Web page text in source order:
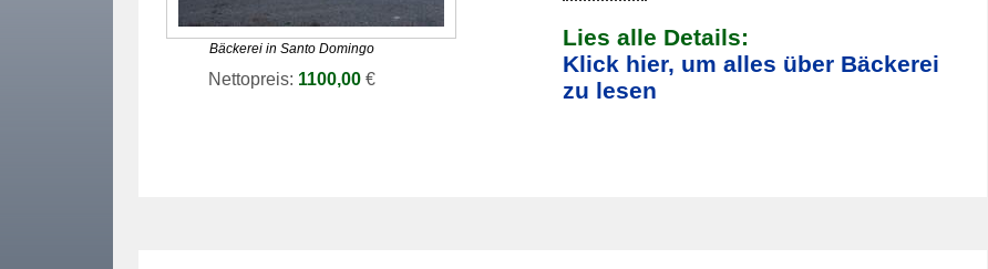
Bäckerei in Santo Domingo
Nettopreis: 1100,00 €
Lies alle Details:
Klick hier, um alles über Bäckerei
zu lesen